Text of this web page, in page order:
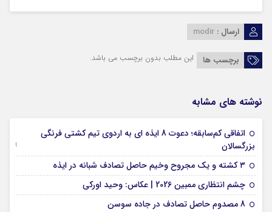
ارسال : modir
برچسب ها این مطلب بدون برچسب می باشد.
نوشته های مشابه
اتفاقی کم‌سابقه؛ دعوت 8 ایذه ای به اردوی تیم کشتی فرنگی
بزرگسالان
09 جولای 2026
۳ کشته و یک مجروح وخیم حاصل تصادف شبانه در ایذه
چشم انتظاری ممبین 2026 | عکاس: وحید اورکی
8 مصدوم حاصل تصادف در جاده سوسن